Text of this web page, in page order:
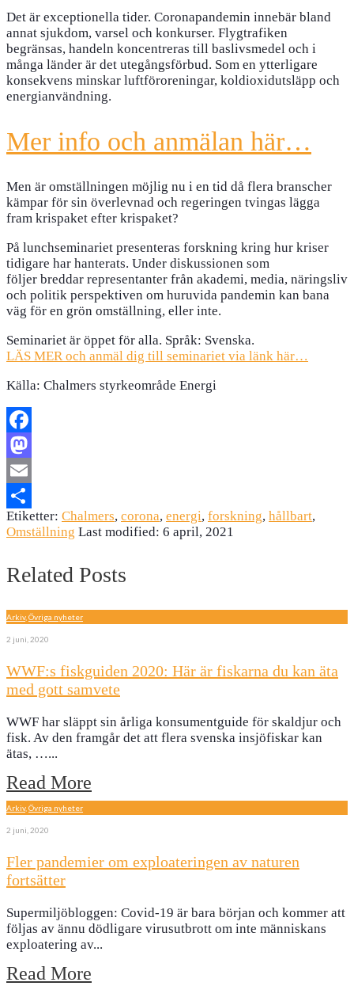
Det är exceptionella tider. Coronapandemin innebär bland
annat sjukdom, varsel och konkurser. Flygtrafiken
begränsas, handeln koncentreras till baslivsmedel och i
många länder är det utegångsförbud. Som en ytterligare
konsekvens minskar luftföroreningar, koldioxidutsläpp och
energianvändning.
Mer info och anmälan här…
Men är omställningen möjlig nu i en tid då flera branscher
kämpar för sin överlevnad och regeringen tvingas lägga
fram krispaket efter krispaket?
På lunchseminariet presenteras forskning kring hur kriser
tidigare har hanterats. Under diskussionen som
följer breddar representanter från akademi, media, näringsliv
och politik perspektiven om huruvida pandemin kan bana
väg för en grön omställning, eller inte.
Seminariet är öppet för alla. Språk: Svenska.
LÄS MER och anmäl dig till seminariet via länk här…
Källa: Chalmers styrkeområde Energi
Facebook
Mastodon
Email
Dela
Etiketter: Chalmers, corona, energi, forskning, hållbart,
Omställning Last modified: 6 april, 2021
Related Posts
Arkiv,Övriga nyheter
2 juni, 2020
WWF:s fiskguiden 2020: Här är fiskarna du kan äta
med gott samvete
WWF har släppt sin årliga konsumentguide för skaldjur och
fisk. Av den framgår det att flera svenska insjöfiskar kan
ätas, …...
Read More
Arkiv,Övriga nyheter
2 juni, 2020
Fler pandemier om exploateringen av naturen
fortsätter
Supermiljöbloggen: Covid-19 är bara början och kommer att
följas av ännu dödligare virusutbrott om inte människans
exploatering av...
Read More